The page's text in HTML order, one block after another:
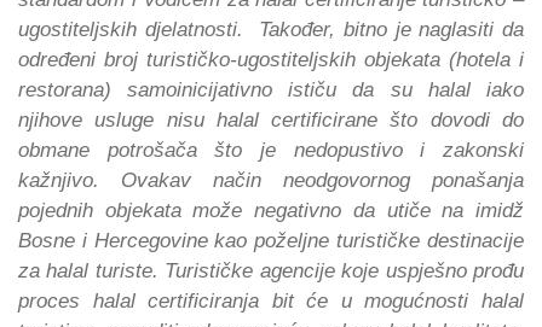
ugostiteljskih djelatnosti. Također, bitno je naglasiti da
određeni broj turističko-ugostiteljskih objekata (hotela i
restorana) samoinicijativno ističu da su halal iako
njihove usluge nisu halal certificirane što dovodi do
obmane potrošača što je nedopustivo i zakonski
kažnjivo. Ovakav način neodgovornog ponašanja
pojednih objekata može negativno da utiče na imidž
Bosne i Hercegovine kao poželjne turističke destinacije
za halal turiste. Turističke agencije koje uspješno prođu
proces halal certificiranja bit će u mogućnosti halal